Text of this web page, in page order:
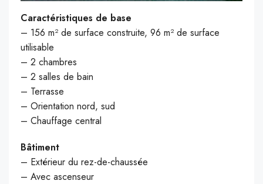
Caractéristiques de base
– 156 m² de surface construite, 96 m² de surface
utilisable
– 2 chambres
– 2 salles de bain
– Terrasse
– Orientation nord, sud
– Chauffage central
Bâtiment
– Extérieur du rez-de-chaussée
– Avec ascenseur